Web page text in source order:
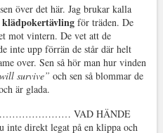
över det här. Jag brukar kalla
klädpokertävlingför träden. De
mot vintern. De vet att de
inte upp förrän de står där helt
over. Sen så hör man hur vinden
survive” och sen så blommar de
är glada.
VAD HÄNDE
inte direkt legat på en klippa och